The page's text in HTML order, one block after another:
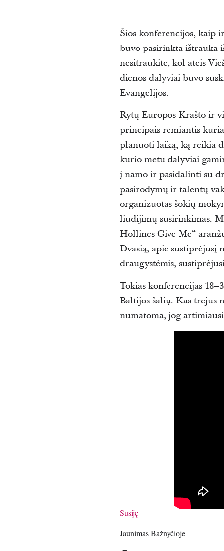
Šios konferencijos, kaip
buvo pasirinkta ištrauka
nesitraukite, kol ateis
dienos dalyviai buvo
Evangelijos.
Rytų Europos Krašto ir
principais remiantis
planuoti laiką, ką reikia
kurio metu dalyviai
į namo ir pasidalinti su
pasirodymų ir talentų
organizuotas šokių
liudijimų susirinkimas.
Hollines Give Me“
Dvasią, apie sustiprėjusį
draugystėmis,
Tokias konferencijas
Baltijos šalių. Kas trejus
numatoma, jog
Susiję
Jaunimas Bažnyčioje